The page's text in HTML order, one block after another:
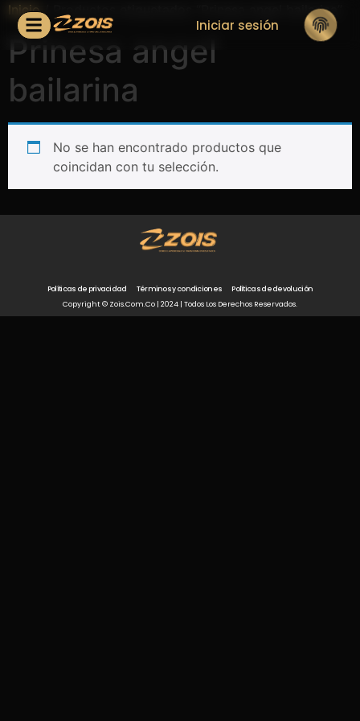
Iniciar sesión
Inicio/ Productos etiquetados “Prinesa angel bailarina”
Prinesa angel
bailarina
No se han encontrado productos que
coincidan con tu selección.
Políticas de privacidad Términos y condiciones
Políticas de devolución
Copyright © Zois.com.co | 2024 | Todos Los Derechos Reservados.